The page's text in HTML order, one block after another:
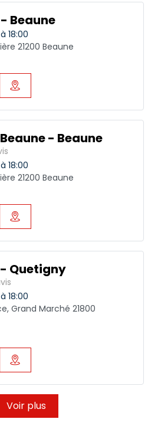
Beaune
18:00
21200 Beaune
- Beaune
18:00
21200 Beaune
Quetigny
18:00
Grand Marché 21800
Voir plus